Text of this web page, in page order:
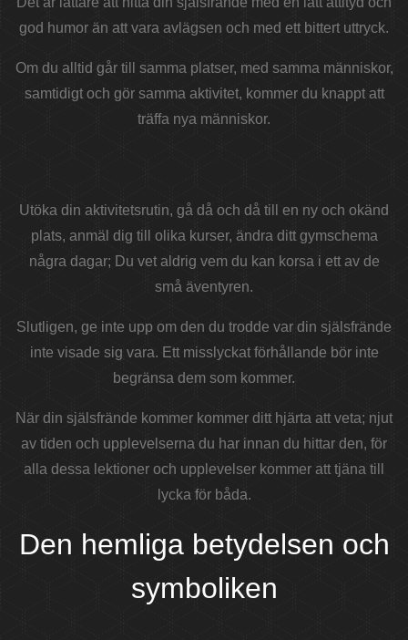
god humor än att vara avlägsen och med ett bittert uttryck.
Om du alltid går till samma platser, med samma människor,
samtidigt och gör samma aktivitet, kommer du knappt att
träffa nya människor.
Utöka din aktivitetsrutin, gå då och då till en ny och okänd
plats, anmäl dig till olika kurser, ändra ditt gymschema
några dagar; Du vet aldrig vem du kan korsa i ett av de
små äventyren.
Slutligen, ge inte upp om den du trodde var din själsfrände
inte visade sig vara. Ett misslyckat förhållande bör inte
begränsa dem som kommer.
När din själsfrände kommer kommer ditt hjärta att veta; njut
av tiden och upplevelserna du har innan du hittar den, för
alla dessa lektioner och upplevelser kommer att tjäna till
lycka för båda.
Den hemliga betydelsen och
symboliken